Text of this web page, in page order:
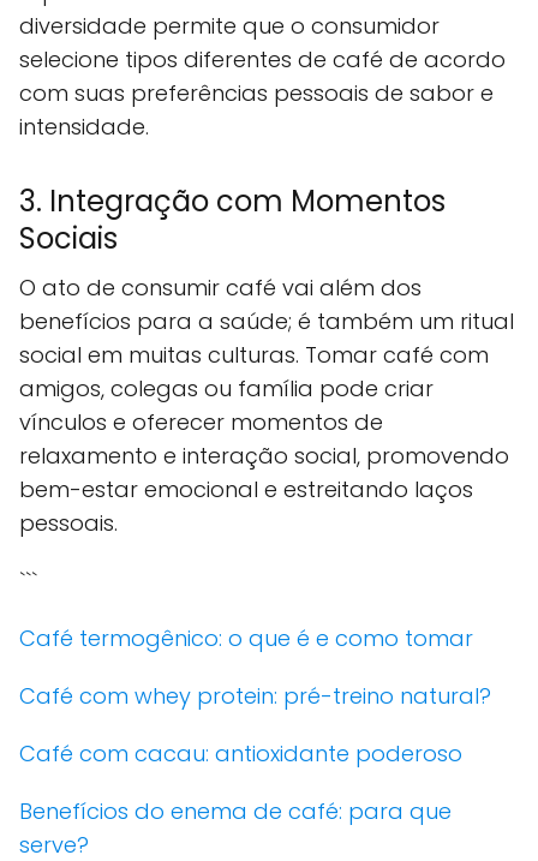
diversidade permite que o consumidor
selecione tipos diferentes de café de acordo
com suas preferências pessoais de sabor e
intensidade.
3. Integração com Momentos
Sociais
O ato de consumir café vai além dos
benefícios para a saúde; é também um ritual
social em muitas culturas. Tomar café com
amigos, colegas ou família pode criar
vínculos e oferecer momentos de
relaxamento e interação social, promovendo
bem-estar emocional e estreitando laços
pessoais.
```
Café termogênico: o que é e como tomar
Café com whey protein: pré-treino natural?
Café com cacau: antioxidante poderoso
Benefícios do enema de café: para que
serve?